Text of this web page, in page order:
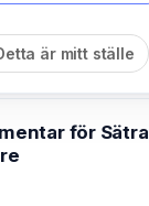
är mitt ställe
för Sätra